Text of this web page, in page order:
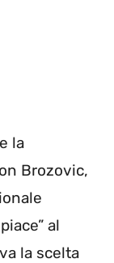
la
Brozovic,
al
la scelta